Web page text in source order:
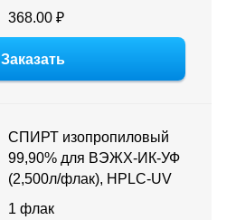
368.00 ₽
Заказать
СПИРТ изопропиловый
99,90% для ВЭЖХ-ИК-УФ
(2,500л/флак), HPLC-UV
1 флак